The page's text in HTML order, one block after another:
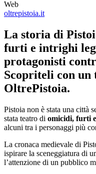
Web
oltrepistoia.it
La storia di
furti e intrighi
protagonisti
Scopriteli con un
OltrePistoia.
Pistoia non è stata una città
stata teatro di omicidi, furti
alcuni tra i personaggi più
La cronaca medievale di
ispirare la sceneggiatura di
l’attenzione di un pubblico